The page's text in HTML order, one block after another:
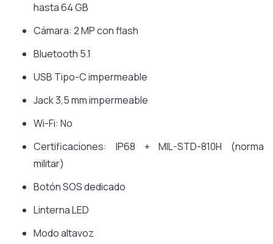
hasta 64 GB
Cámara: 2 MP con flash
Bluetooth 5.1
USB Tipo-C impermeable
Jack 3,5 mm impermeable
Wi-Fi: No
Certificaciones: IP68 + MIL-STD-810H (norma
militar)
Botón SOS dedicado
Linterna LED
Modo altavoz